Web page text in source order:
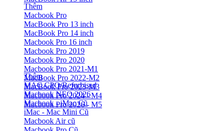
Thêm
Macbook Pro
MacBook Pro 13 inch
MacBook Pro 14 inch
Macbook Pro 16 inch
Macbook Pro 2019
Macbook Pro 2020
Macbook Pro 2021-M1
MacBook Pro 2022-M2
MacBook Pro 2023-M3
Macbook Pro 2024 - M4
Macbook Pro 2026 - M5
Thêm
MAC CPO/Refurbised
Macbook NEO 2026
Macbook - iMac Cũ
iMac - Mac Mini Cũ
Macbook Air cũ